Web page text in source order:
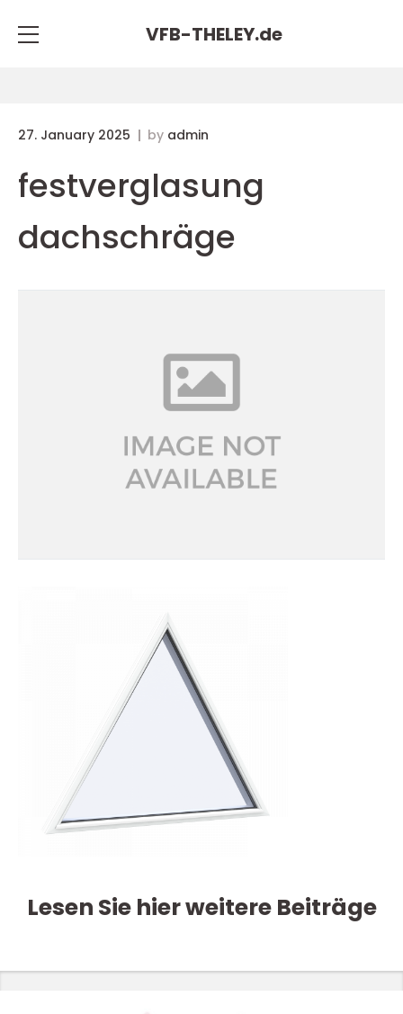
VFB-THELEY.de
27. January 2025 by admin
festverglasung
dachschräge
Lesen Sie hier weitere Beiträge